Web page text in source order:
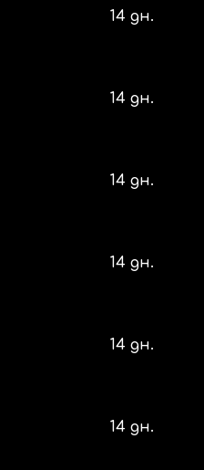
14 дн.
14 дн.
14 дн.
14 дн.
14 дн.
14 дн.